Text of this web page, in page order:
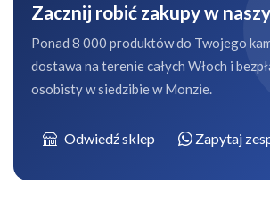
Zacznij robić zakupy w
Ponad 8 000 produktów do Twojego
dostawa na terenie całych Włoch i
osobisty w siedzibie w Monzie.
Odwiedź sklep Zapytaj